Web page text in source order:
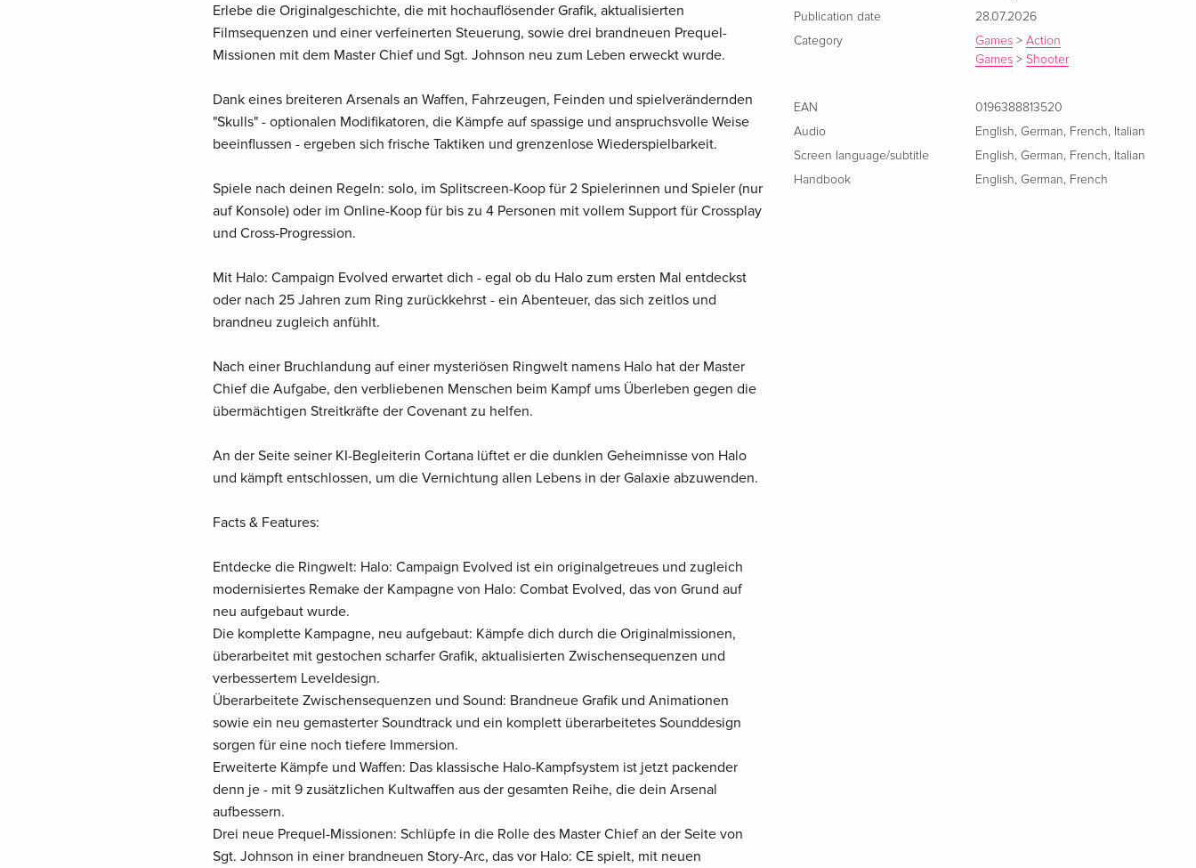
Erlebe die Originalgeschichte, die mit hochauflösender Grafik, aktualisierten
Filmsequenzen und einer verfeinerten Steuerung, sowie drei brandneuen Prequel-
Missionen mit dem Master Chief und Sgt. Johnson neu zum Leben erweckt wurde.
Dank eines breiteren Arsenals an Waffen, Fahrzeugen, Feinden und spielverändernden
"Skulls" - optionalen Modifikatoren, die Kämpfe auf spassige und anspruchsvolle Weise
beeinflussen - ergeben sich frische Taktiken und grenzenlose Wiederspielbarkeit.
Spiele nach deinen Regeln: solo, im Splitscreen-Koop für 2 Spielerinnen und Spieler (nur
auf Konsole) oder im Online-Koop für bis zu 4 Personen mit vollem Support für Crossplay
und Cross-Progression.
Mit Halo: Campaign Evolved erwartet dich - egal ob du Halo zum ersten Mal entdeckst
oder nach 25 Jahren zum Ring zurückkehrst - ein Abenteuer, das sich zeitlos und
brandneu zugleich anfühlt.
Nach einer Bruchlandung auf einer mysteriösen Ringwelt namens Halo hat der Master
Chief die Aufgabe, den verbliebenen Menschen beim Kampf ums Überleben gegen die
übermächtigen Streitkräfte der Covenant zu helfen.
An der Seite seiner KI-Begleiterin Cortana lüftet er die dunklen Geheimnisse von Halo
und kämpft entschlossen, um die Vernichtung allen Lebens in der Galaxie abzuwenden.
Facts & Features:
Entdecke die Ringwelt: Halo: Campaign Evolved ist ein originalgetreues und zugleich
modernisiertes Remake der Kampagne von Halo: Combat Evolved, das von Grund auf
neu aufgebaut wurde.
Die komplette Kampagne, neu aufgebaut: Kämpfe dich durch die Originalmissionen,
überarbeitet mit gestochen scharfer Grafik, aktualisierten Zwischensequenzen und
verbessertem Leveldesign.
Überarbeitete Zwischensequenzen und Sound: Brandneue Grafik und Animationen
sowie ein neu gemasterter Soundtrack und ein komplett überarbeitetes Sounddesign
sorgen für eine noch tiefere Immersion.
Erweiterte Kämpfe und Waffen: Das klassische Halo-Kampfsystem ist jetzt packender
denn je - mit 9 zusätzlichen Kultwaffen aus der gesamten Reihe, die dein Arsenal
aufbessern.
Drei neue Prequel-Missionen: Schlüpfe in die Rolle des Master Chief an der Seite von
Sgt. Johnson in einer brandneuen Story-Arc, das vor Halo: CE spielt, mit neuen
Publication date
28.07.2026
Category
Games >Action
Games >Shooter
EAN
0196388813520
Audio
English,German, French, Italian
Screen language/subtitle
English,German, French, Italian
Handbook
English,German, French